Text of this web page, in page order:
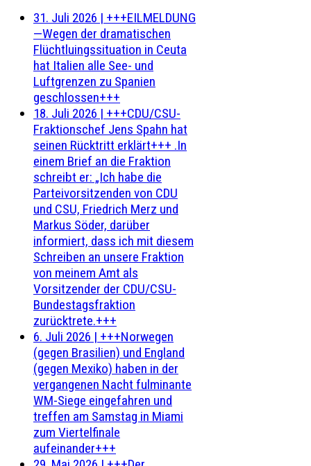
31. Juli 2026 | +++EILMELDUNG
—Wegen der dramatischen
Flüchtluingssituation in Ceuta
hat Italien alle See- und
Luftgrenzen zu Spanien
geschlossen+++
18. Juli 2026 | +++CDU/CSU-
Fraktionschef Jens Spahn hat
seinen Rücktritt erklärt+++ .In
einem Brief an die Fraktion
schreibt er: „Ich habe die
Parteivorsitzenden von CDU
und CSU, Friedrich Merz und
Markus Söder, darüber
informiert, dass ich mit diesem
Schreiben an unsere Fraktion
von meinem Amt als
Vorsitzender der CDU/CSU-
Bundestagsfraktion
zurücktrete.+++
6. Juli 2026 | +++Norwegen
(gegen Brasilien) und England
(gegen Mexiko) haben in der
vergangenen Nacht fulminante
WM-Siege eingefahren und
treffen am Samstag in Miami
zum Viertelfinale
aufeinander+++